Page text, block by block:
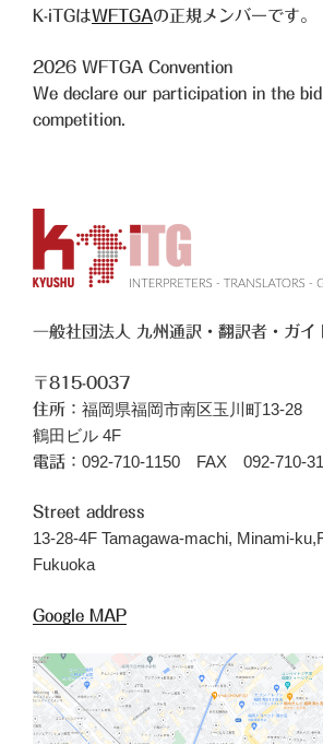
K-iTGはWFTGAの正規メンバーです。
2026 WFTGA Convention
We declare our participation in the
competition.
一般社団法人 九州通訳・翻訳者・ガイ
〒815-0037
住所： 福岡県福岡市南区玉川町13-28
鶴田ビル 4F
電話： 092-710-1150 FAX 092-710-
Street address
13-28-4F Tamagawa-machi, Minami-
Fukuoka
Google MAP